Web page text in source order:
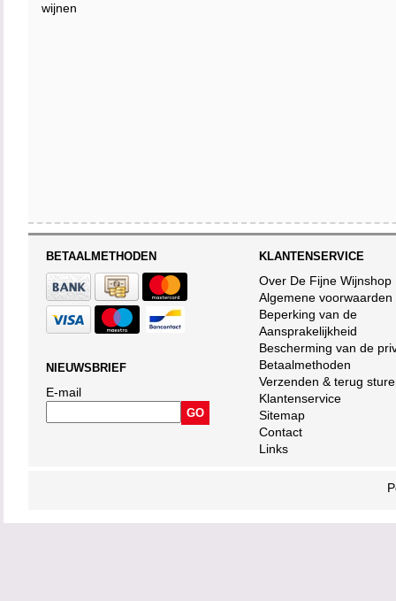
wijnen
BETAALMETHODEN
NIEUWSBRIEF
E-mail
KLANTENSERVICE
Over De Fijne Wijnshop
Algemene voorwaarden
Beperking van de
Aansprakelijkheid
Bescherming van de
Betaalmethoden
Verzenden & terug
Klantenservice
Sitemap
Contact
Links